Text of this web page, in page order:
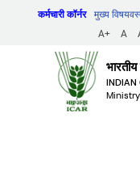
कर्मचारी कॉर्नर मुख्य
A+
A
INDIAN